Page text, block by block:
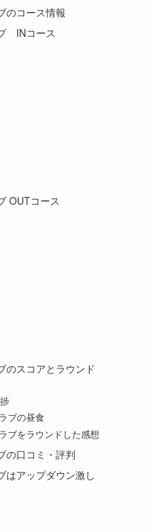
のコース情報
INコース
OUTコース
のスコアとラウンド
ブの昼食
ブをラウンドした感想
の口コミ・評判
はアップダウン激し